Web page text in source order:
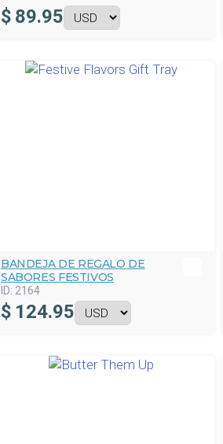
$ 89.95
BANDEJA DE REGALO DE
SABORES FESTIVOS
ID: 2164
$ 124.95